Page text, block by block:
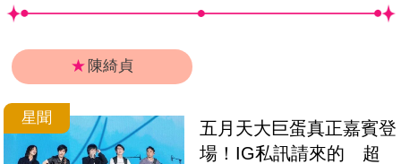
★ 陳綺貞
星聞
五月天大巨蛋真正嘉賓登
場！IG私訊請來的　超